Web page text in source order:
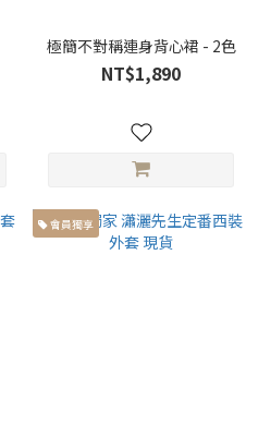
極簡不對稱連身背心裙 - 2色
NT$1,890
會員獨享